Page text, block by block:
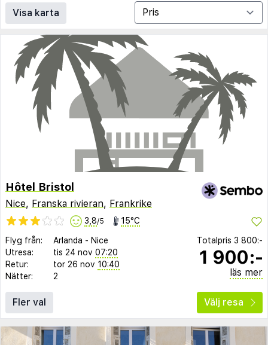
Visa karta
Hôtel Bristol
Nice, Franska rivieran, Frankrike
3,8/5 15°C
Flyg från: Arlanda - Nice
Utresa:
tis 24 nov 07:20
Retur:
tor 26 nov 10:40
Nätter:
2
Totalpris 3 800:-
1 900:-
läs mer
Fler val Välj resa